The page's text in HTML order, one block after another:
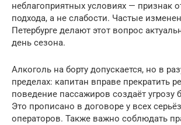
неблагоприятных условиях — признак
подхода, а не слабости. Частые
Петербурге делают этот вопрос
день сезона.
Алкоголь на борту допускается, но в
пределах: капитан вправе прекратить
поведение пассажиров создаёт угрозу
Это прописано в договоре у всех
операторов. Также важно соблюдать